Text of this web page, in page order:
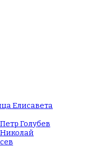
Елисавета
Голубев